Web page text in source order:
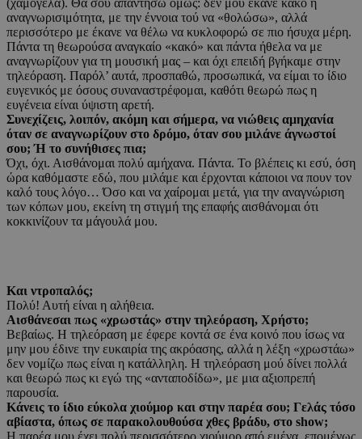
(χαμογελά). Θα σου απαντήσω όμως: δεν μου έκανε κακό η
αναγνωρισιμότητα, με την έννοια τού να «θολώσω», αλλά
περισσότερο με έκανε να θέλω να κυκλοφορώ σε πιο ήσυχα μέρη.
Πάντα τη θεωρούσα αναγκαίο «κακό» και πάντα ήθελα να με
αναγνωρίζουν για τη μουσική μας – και όχι επειδή βγήκαμε στην
τηλεόραση. Παρόλ’ αυτά, προσπαθώ, προσωπικά, να είμαι το ίδιο
ευγενικός με όσους συναναστρέφομαι, καθότι θεωρώ πως η
ευγένεια είναι ύψιστη αρετή.
Συνεχίζεις, λοιπόν, ακόμη και σήμερα, να νιώθεις αμηχανία
όταν σε αναγνωρίζουν στο δρόμο, όταν σου μιλάνε άγνωστοί
σου; Ή το συνήθισες πια;
Όχι, όχι. Αισθάνομαι πολύ αμήχανα. Πάντα. Το βλέπεις κι εσύ, όση
ώρα καθόμαστε εδώ, που μιλάμε και έρχονται κάποιοι να πουν τον
καλό τους λόγο… Όσο και να χαίρομαι μετά, για την αναγνώριση
των κόπων μου, εκείνη τη στιγμή της επαφής αισθάνομαι ότι
κοκκινίζουν τα μάγουλά μου.
Και ντροπαλός;
Πολύ! Αυτή είναι η αλήθεια.
Αισθάνεσαι πως «χρωστάς» στην τηλεόραση, Χρήστο;
Βεβαίως. Η τηλεόραση με έφερε κοντά σε ένα κοινό που ίσως να
μην μου έδινε την ευκαιρία της ακρόασης, αλλά η λέξη «χρωστάω»
δεν νομίζω πως είναι η κατάλληλη. Η τηλεόραση μού δίνει πολλά
και θεωρώ πως κι εγώ της «ανταποδίδω», με μια αξιοπρεπή
παρουσία.
Κάνεις το ίδιο εύκολα χιούμορ και στην παρέα σου; Γελάς τόσο
αβίαστα, όπως σε παρακολουθούσα χθες βράδυ, στο show;